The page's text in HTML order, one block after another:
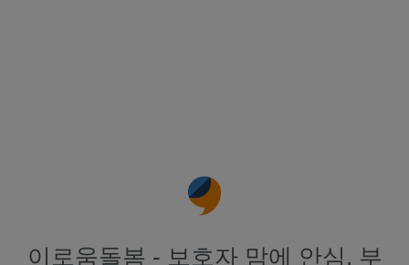
이로움돌봄 - 보호자 맘에 안심, 부